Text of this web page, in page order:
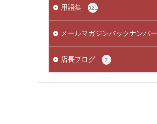
用語集 321
メールマガジンバックナンバー
店長ブログ 7